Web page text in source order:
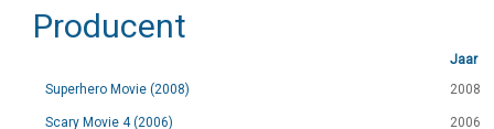
Producent
Jaar
Superhero Movie (2008)
2008
Scary Movie 4 (2006) 2006